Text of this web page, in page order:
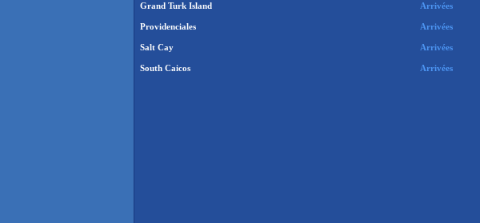
Grand Turk Island Arrivées
Providenciales Arrivées
Salt Cay Arrivées
South Caicos Arrivées